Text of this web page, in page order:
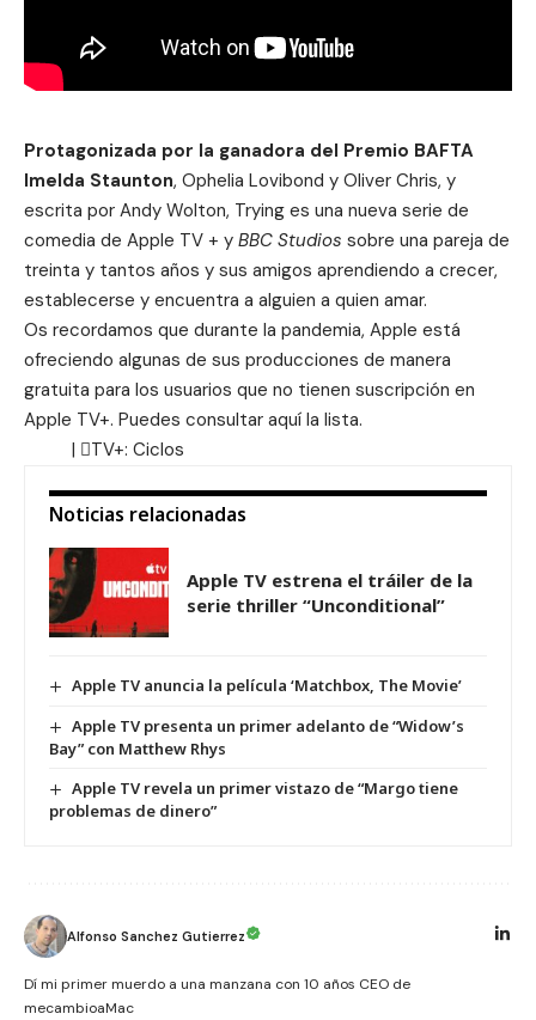
Protagonizada por la ganadora del Premio BAFTA
Imelda Staunton, Ophelia Lovibond y Oliver Chris, y
escrita por Andy Wolton, Trying es una nueva serie de
comedia de Apple TV + y BBC Studios sobre una pareja de
treinta y tantos años y sus amigos aprendiendo a crecer,
establecerse y encuentra a alguien a quien amar.
Os recordamos que durante la pandemia, Apple está
ofreciendo algunas de sus producciones de manera
gratuita para los usuarios que no tienen suscripción en
Apple TV+. Puedes consultar aquí la lista.
| TV+: Ciclos
Noticias relacionadas
Apple TV estrena el tráiler de la
serie thriller “Unconditional”
Apple TV anuncia la película ‘Matchbox, The Movie’
Apple TV presenta un primer adelanto de “Widow’s
Bay” con Matthew Rhys
Apple TV revela un primer vistazo de “Margo tiene
problemas de dinero”
Alfonso Sanchez Gutierrez
Dí mi primer muerdo a una manzana con 10 años CEO de
mecambioaMac